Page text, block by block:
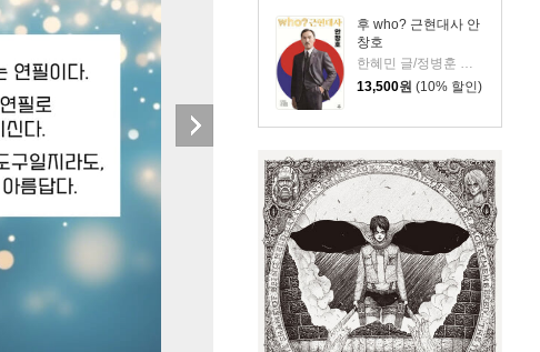
후 who? 근현대사 안
창호
한혜민 글/정병훈 그림
13,500원 (10% 할인)